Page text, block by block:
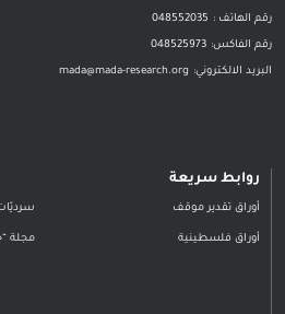
رقم الهاتف : 048552035
رقم الفاكس: 048525973
البريد الالكتروني: mada@mada-research.org
روابط سريعة
أوراق تقدير موقف
أوراق فلسطينية مجلة